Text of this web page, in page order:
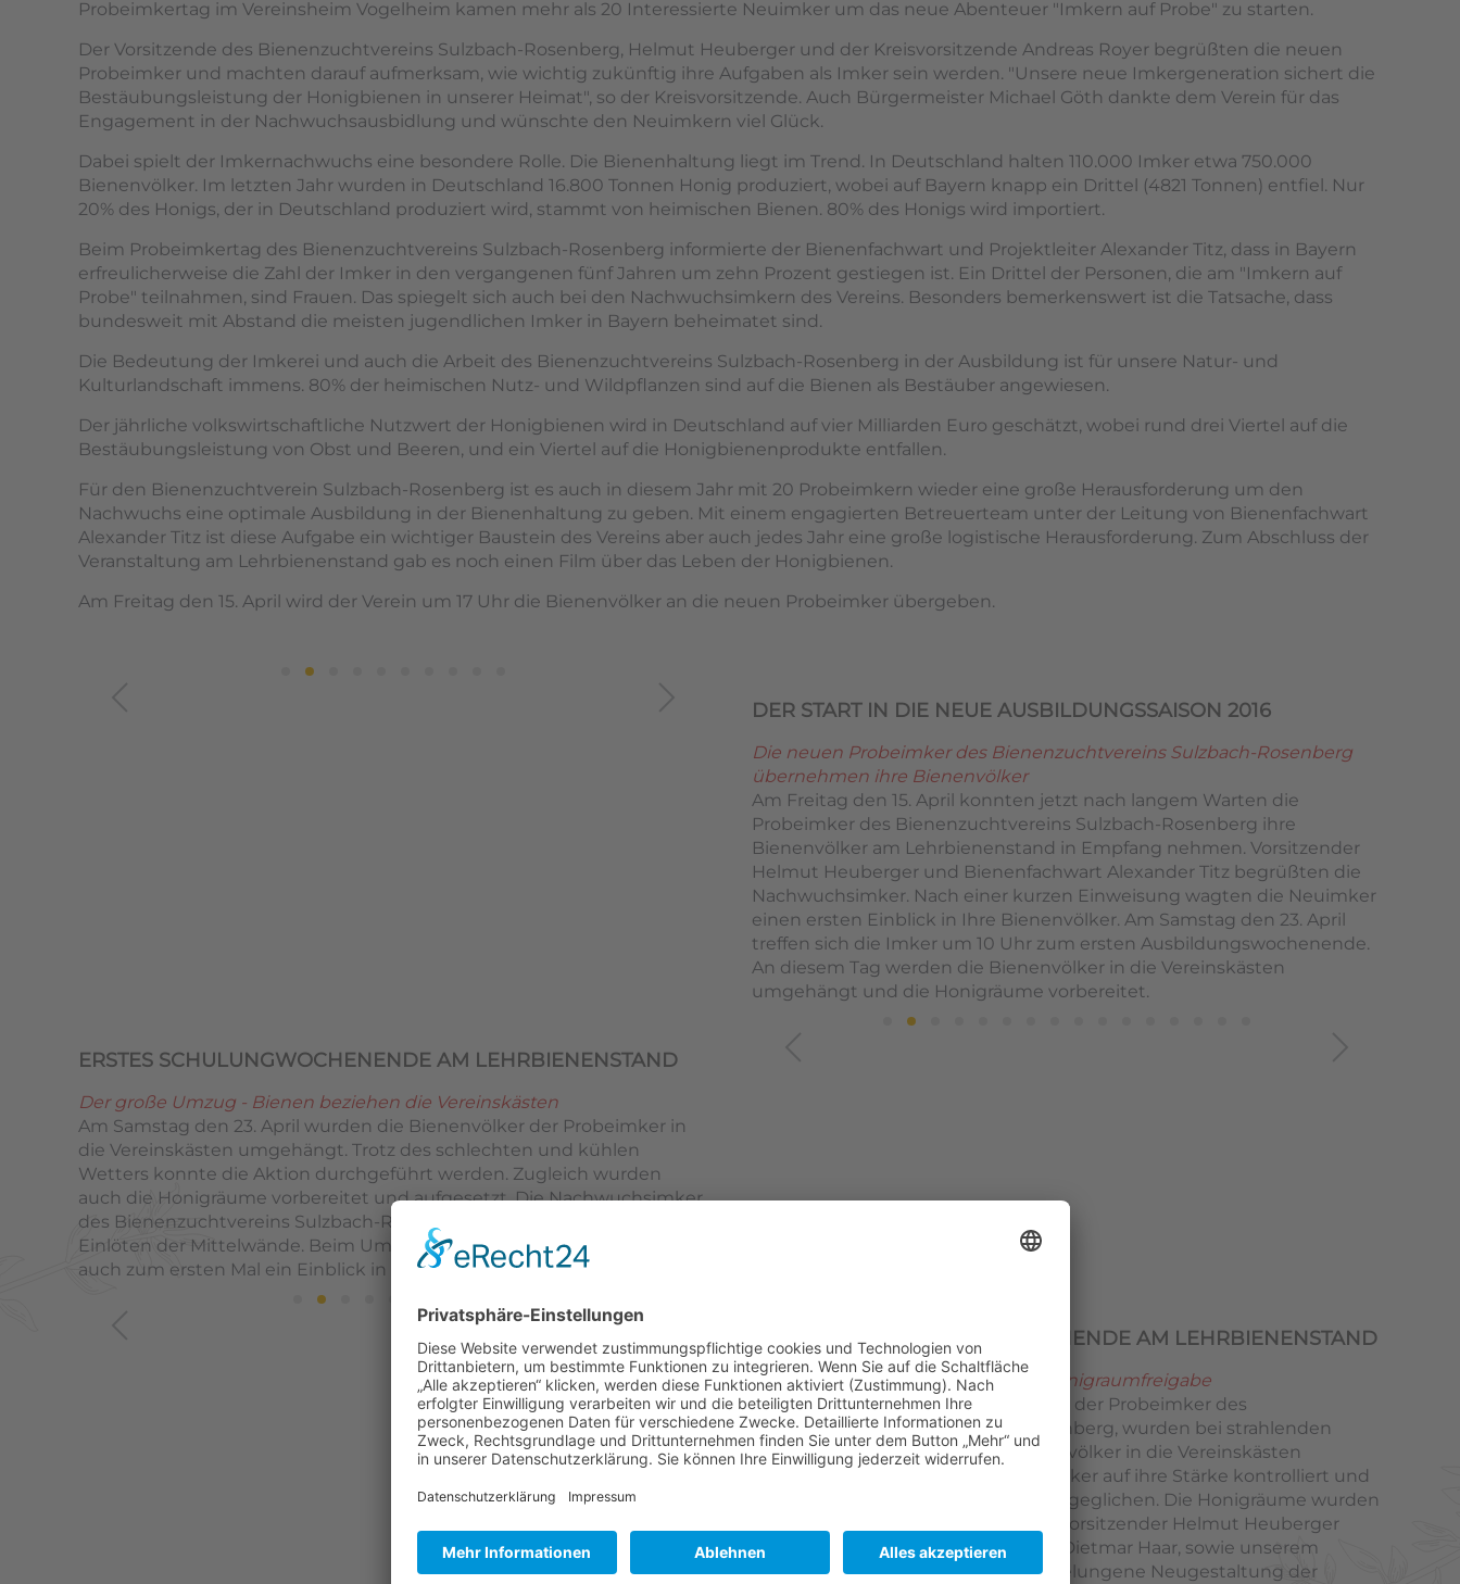
Probeimkertag im Vereinsheim Vogelheim kamen mehr als 20 Interessierte Neuimker um das neue Abenteuer "Imkern auf Probe" zu starten.
Der Vorsitzende des Bienenzuchtvereins Sulzbach-Rosenberg, Helmut Heuberger und der Kreisvorsitzende Andreas Royer begrüßten die neuen
Probeimker und machten darauf aufmerksam, wie wichtig zukünftig ihre Aufgaben als Imker sein werden. "Unsere neue Imkergeneration sichert die
Bestäubungsleistung der Honigbienen in unserer Heimat", so der Kreisvorsitzende. Auch Bürgermeister Michael Göth dankte dem Verein für das
Engagement in der Nachwuchsausbidlung und wünschte den Neuimkern viel Glück.
Dabei spielt der Imkernachwuchs eine besondere Rolle. Die Bienenhaltung liegt im Trend. In Deutschland halten 110.000 Imker etwa 750.000
Bienenvölker. Im letzten Jahr wurden in Deutschland 16.800 Tonnen Honig produziert, wobei auf Bayern knapp ein Drittel (4821 Tonnen) entfiel. Nur
20% des Honigs, der in Deutschland produziert wird, stammt von heimischen Bienen. 80% des Honigs wird importiert.
Beim Probeimkertag des Bienenzuchtvereins Sulzbach-Rosenberg informierte der Bienenfachwart und Projektleiter Alexander Titz, dass in Bayern
erfreulicherweise die Zahl der Imker in den vergangenen fünf Jahren um zehn Prozent gestiegen ist. Ein Drittel der Personen, die am "Imkern auf
Probe" teilnahmen, sind Frauen. Das spiegelt sich auch bei den Nachwuchsimkern des Vereins. Besonders bemerkenswert ist die Tatsache, dass
bundesweit mit Abstand die meisten jugendlichen Imker in Bayern beheimatet sind.
Die Bedeutung der Imkerei und auch die Arbeit des Bienenzuchtvereins Sulzbach-Rosenberg in der Ausbildung ist für unsere Natur- und
Kulturlandschaft immens. 80% der heimischen Nutz- und Wildpflanzen sind auf die Bienen als Bestäuber angewiesen.
Der jährliche volkswirtschaftliche Nutzwert der Honigbienen wird in Deutschland auf vier Milliarden Euro geschätzt, wobei rund drei Viertel auf die
Bestäubungsleistung von Obst und Beeren, und ein Viertel auf die Honigbienenprodukte entfallen.
Für den Bienenzuchtverein Sulzbach-Rosenberg ist es auch in diesem Jahr mit 20 Probeimkern wieder eine große Herausforderung um den
Nachwuchs eine optimale Ausbildung in der Bienenhaltung zu geben. Mit einem engagierten Betreuerteam unter der Leitung von Bienenfachwart
Alexander Titz ist diese Aufgabe ein wichtiger Baustein des Vereins aber auch jedes Jahr eine große logistische Herausforderung. Zum Abschluss der
Veranstaltung am Lehrbienenstand gab es noch einen Film über das Leben der Honigbienen.
Am Freitag den 15. April wird der Verein um 17 Uhr die Bienenvölker an die neuen Probeimker übergeben.
DER START IN DIE NEUE AUSBILDUNGSSAISON 2016
Die neuen Probeimker des Bienenzuchtvereins Sulzbach-Rosenberg
übernehmen ihre Bienenvölker
Am Freitag den 15. April konnten jetzt nach langem Warten die
Probeimker des Bienenzuchtvereins Sulzbach-Rosenberg ihre
Bienenvölker am Lehrbienenstand in Empfang nehmen. Vorsitzender
Helmut Heuberger und Bienenfachwart Alexander Titz begrüßten die
Nachwuchsimker. Nach einer kurzen Einweisung wagten die Neuimker
einen ersten Einblick in Ihre Bienenvölker. Am Samstag den 23. April
treffen sich die Imker um 10 Uhr zum ersten Ausbildungswochenende.
An diesem Tag werden die Bienenvölker in die Vereinskästen
umgehängt und die Honigräume vorbereitet.
ERSTES SCHULUNGWOCHENENDE AM LEHRBIENENSTAND
Der große Umzug - Bienen beziehen die Vereinskästen
Am Samstag den 23. April wurden die Bienenvölker der Probeimker in
die Vereinskästen umgehängt. Trotz des schlechten und kühlen
Wetters konnte die Aktion durchgeführt werden. Zugleich wurden
auch die Honigräume vorbereitet und aufgesetzt. Die Nachwuchsimker
des Bienenzuchtvereins Sulzbach-Rosenberg lernten dabei das richtige
Einlöten der Mittelwände. Beim Umsetzen der Bienenvölker konnte
auch zum ersten Mal ein Einblick in das Bienenvolk gemacht werden.
ZWEITES SCHULUNGSWOCHENENDE AM LEHRBIENENSTAND
Umsetzen der Bienenvölker und Honigraumfreigabe
Am zweiten Schulungswochenende der Probeimker des
Bienenzuchtvereins Sulzbach-Rosenberg, wurden bei strahlenden
Sonnenschein die restlichen Bienenvölker in die Vereinskästen
umgehängt. Danach wurden alle Völker auf ihre Stärke kontrolliert und
mit schwächeren entsprechend ausgeglichen. Die Honigräume wurden
jetzt bei allen Völkern freigegeben. Vorsitzender Helmut Heuberger
dankte unserem Nachwuchsimker Dietmar Haar, sowie unserem
Betreuer Stefan Hubmann für die gelungene Neugestaltung der